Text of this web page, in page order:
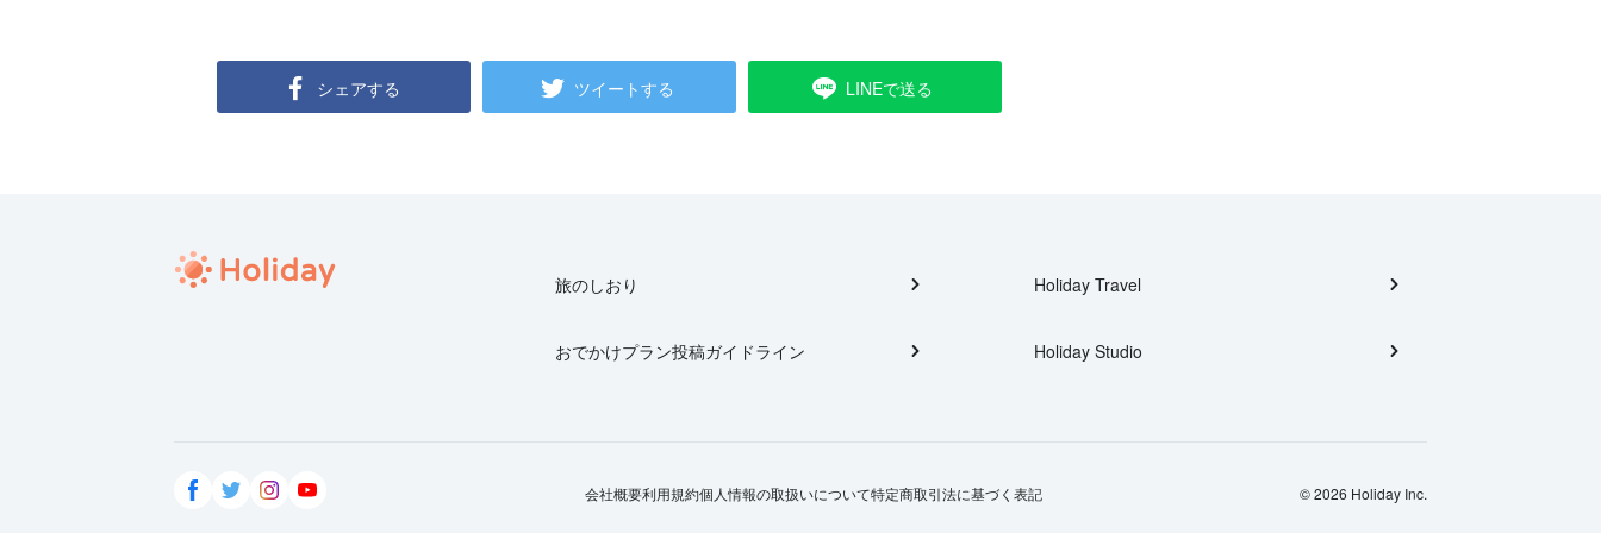
シェアする ツイートする LINEで送る
旅のしおり
おでかけプラン投稿ガイドライン
Holiday Travel
Holiday Studio
会社概要利用規約個人情報の取扱いについて特定商取引法に基づく表記 © 2026 Holiday Inc.